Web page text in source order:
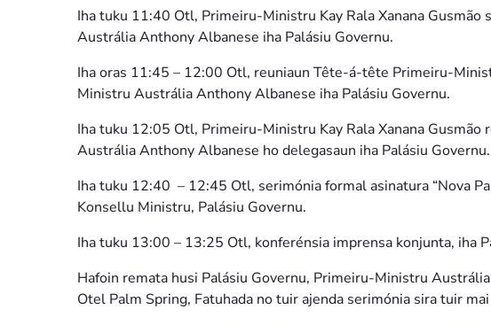
Iha tuku 11:40 Otl, Primeiru-Ministru Kay Rala Xanana
Austrália Anthony Albanese iha Palásiu Governu.
Iha oras 11:45 – 12:00 Otl, reuniaun Tête-á-tête Primeiru-
Ministru Austrália Anthony Albanese iha Palásiu Governu.
Iha tuku 12:05 Otl, Primeiru-Ministru Kay Rala Xanana
Austrália Anthony Albanese ho delegasaun iha Palásiu Governu.
Iha tuku 12:40 – 12:45 Otl, serimónia formal asinatura “Nova
Konsellu Ministru, Palásiu Governu.
Iha tuku 13:00 – 13:25 Otl, konferénsia imprensa konjunta, iha
Hafoin remata husi Palásiu Governu, Primeiru-Ministru
Otel Palm Spring, Fatuhada no tuir ajenda serimónia sira tuir mai